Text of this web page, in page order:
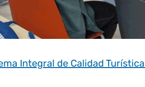
Integral de Calidad Turística